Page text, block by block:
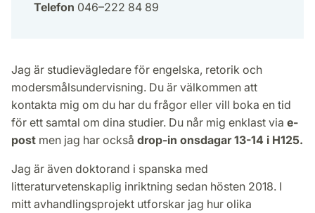
Telefon 046–222 84 89
Jag är studievägledare för engelska, retorik och
modersmålsundervisning. Du är välkommen att
kontakta mig om du har du frågor eller vill boka en tid
för ett samtal om dina studier. Du når mig enklast via e-
post men jag har också drop-in onsdagar 13-14 i H125.
Jag är även doktorand i spanska med
litteraturvetenskaplig inriktning sedan hösten 2018. I
mitt avhandlingsprojekt utforskar jag hur olika